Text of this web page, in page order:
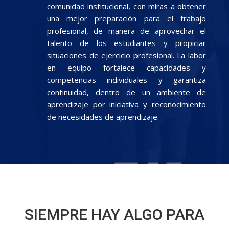
comunidad institucional, con miras a obtener
una mejor preparación para el trabajo
profesional, de manera de aprovechar el
talento de los estudiantes y propiciar
situaciones de ejercicio profesional. La labor
en equipo fortalece capacidades y
competencias individuales y garantiza
continuidad, dentro de un ambiente de
aprendizaje por iniciativa y reconocimiento
de necesidades de aprendizaje.
SIEMPRE HAY ALGO PARA